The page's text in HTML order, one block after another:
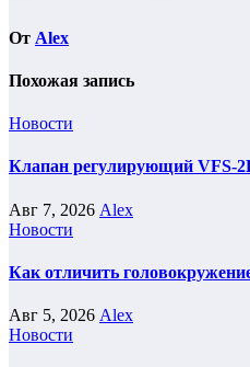
От Alex
Похожая запись
Новости
Клапан регулирующий VFS-
Авг 7, 2026 Alex
Новости
Как отличить
Авг 5, 2026 Alex
Новости